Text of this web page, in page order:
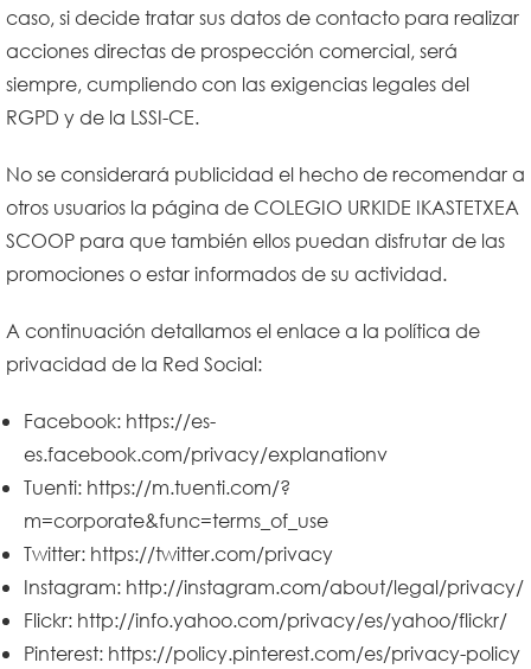
caso, si decide tratar sus datos de contacto para realizar
acciones directas de prospección comercial, será
siempre, cumpliendo con las exigencias legales del
RGPD y de la LSSI-CE.
No se considerará publicidad el hecho de recomendar a
otros usuarios la página de COLEGIO URKIDE IKASTETXEA
SCOOP para que también ellos puedan disfrutar de las
promociones o estar informados de su actividad.
A continuación detallamos el enlace a la política de
privacidad de la Red Social:
Facebook: https://es-
es.facebook.com/privacy/explanationv
Tuenti: https://m.tuenti.com/?
m=corporate&func=terms_of_use
Twitter: https://twitter.com/privacy
Instagram: http://instagram.com/about/legal/privacy/
Flickr: http://info.yahoo.com/privacy/es/yahoo/flickr/
Pinterest: https://policy.pinterest.com/es/privacy-policy